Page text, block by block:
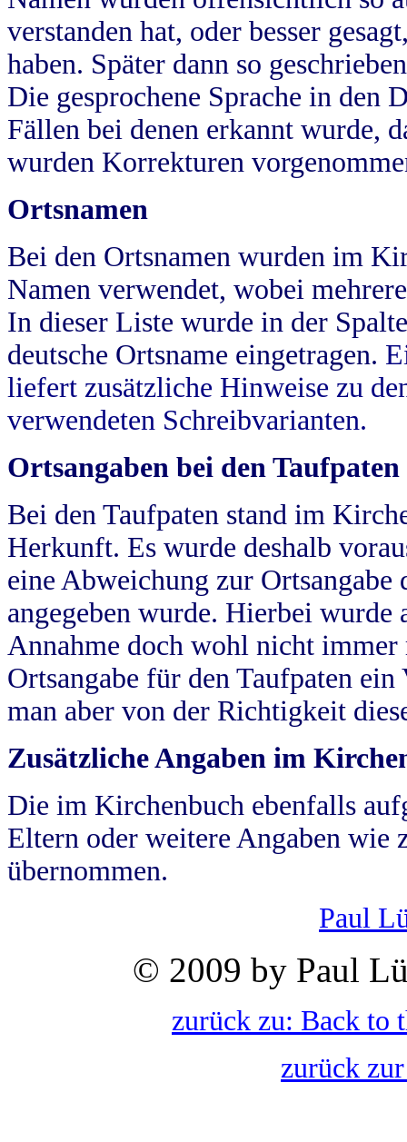
verstanden hat, oder besser
haben. Später dann so
Die gesprochene Sprache in
Fällen bei denen erkannt wurde,
wurden Korrekturen
Ortsnamen
Bei den Ortsnamen wurden im
Namen verwendet, wobei
In dieser Liste wurde in der
deutsche Ortsname eingetragen.
liefert zusätzliche Hinweise zu
verwendeten Schreibvarianten.
Ortsangaben bei den Taufpaten
Bei den Taufpaten stand im
Herkunft. Es wurde deshalb
eine Abweichung zur
angegeben wurde. Hierbei wurde
Annahme doch wohl nicht
Ortsangabe für den Taufpaten
man aber von der Richtigkeit
Zusätzliche Angaben im
Die im Kirchenbuch ebenfalls
Eltern oder weitere Angaben wie
übernommen.
Paul
© 2009 by Paul
zurück zu: Back to
zurück